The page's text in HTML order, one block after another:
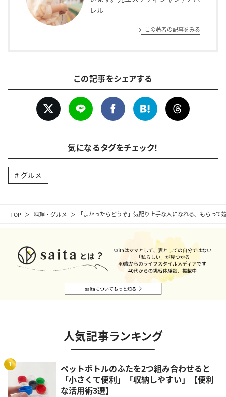
TOP 料理・グルメ 「よかったらどうぞ」気配り上手な人になれる。もらっ
レル
この著者の記事をみる
この記事をシェアする
気になるタグをチェック！
グルメ
人気記事ランキング
1
ペットボトルのふたを2つ組み合わせると
「小さくて便利」「収納しやすい」【便利
な活用術3選】